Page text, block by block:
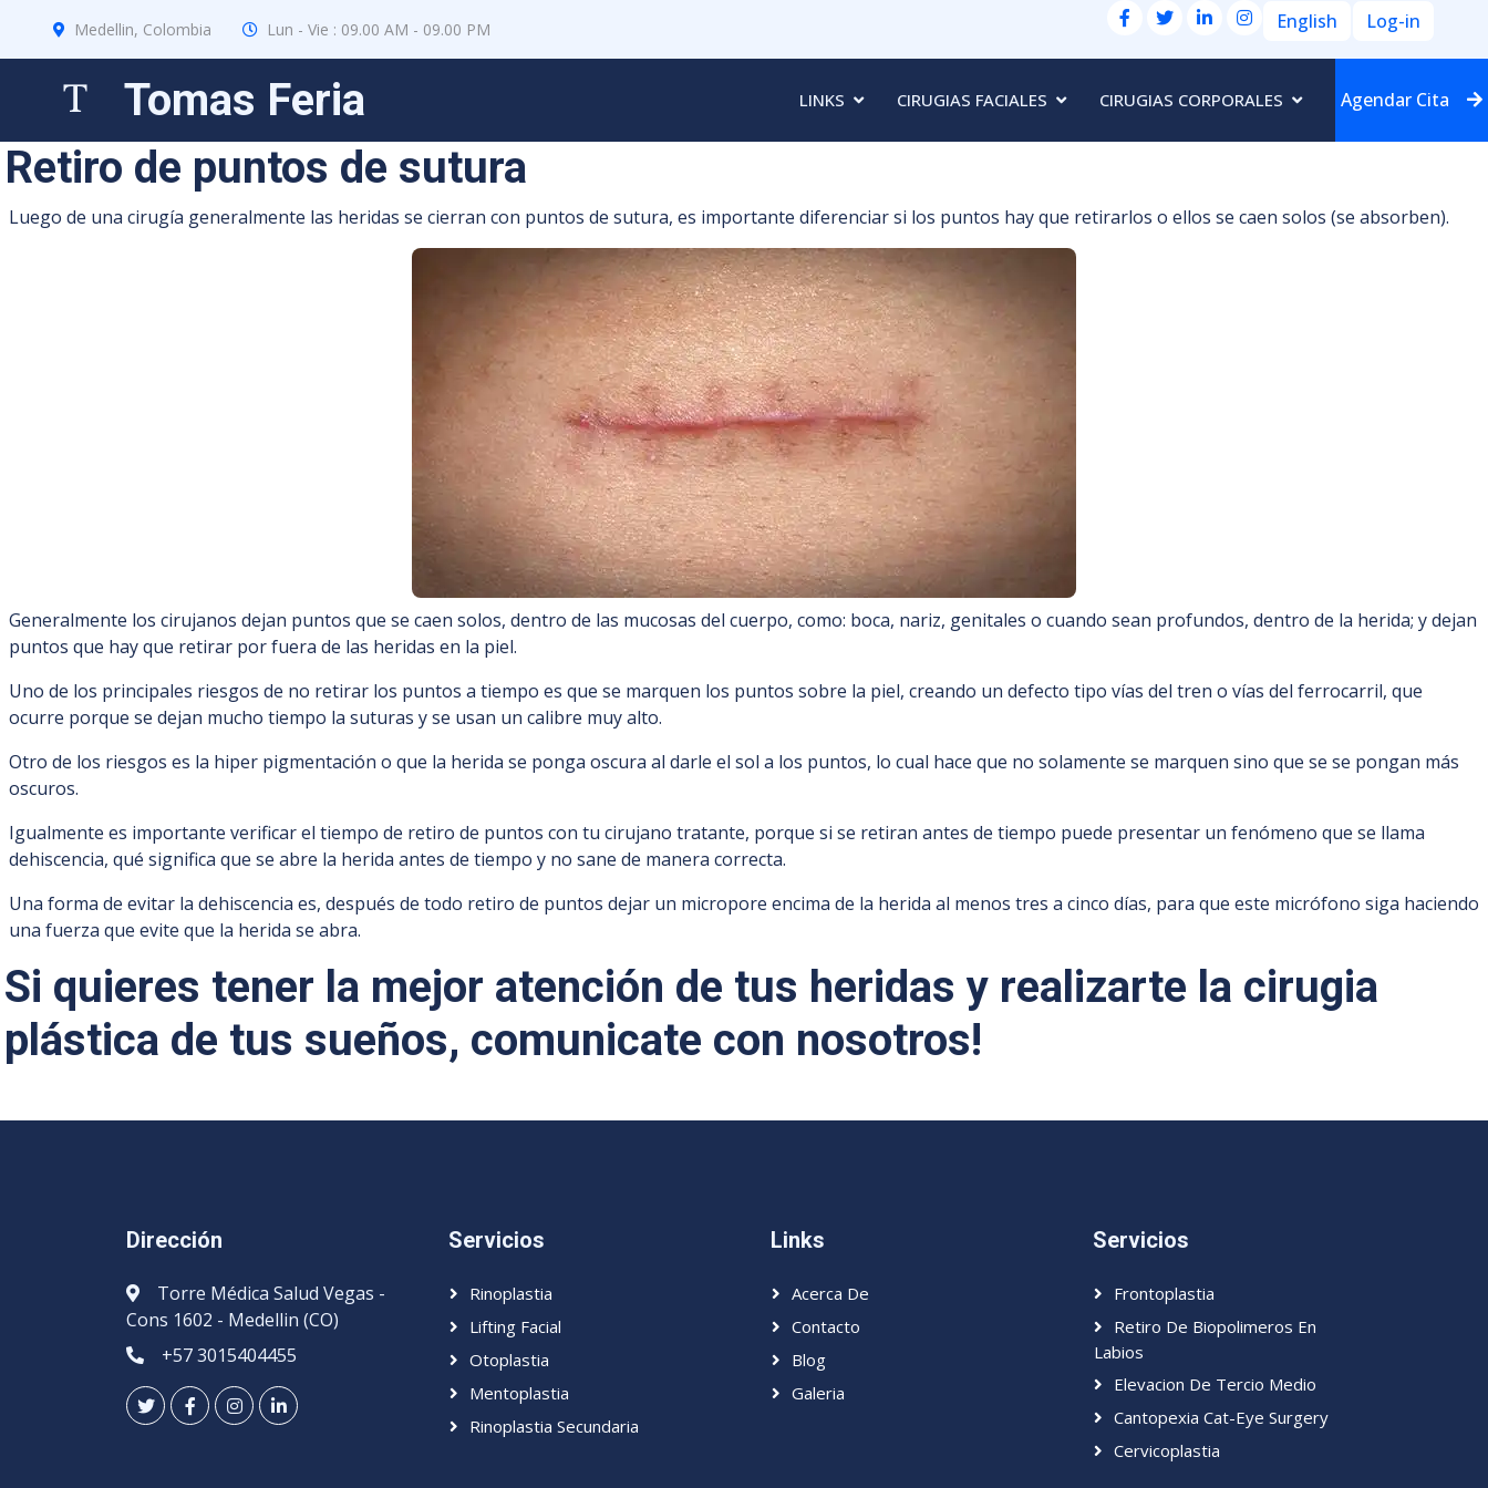
Medellin, Colombia Lun - Vie : 09.00 AM - 09.00 PM English Log-in
Tomas Feria LINKS CIRUGIAS FACIALES CIRUGIAS CORPORALES Agendar Cita
Retiro de puntos de sutura
Luego de una cirugía generalmente las heridas se cierran con puntos de sutura, es importante diferenciar si los puntos hay que retirarlos o ellos se caen solos (se absorben).
Generalmente los cirujanos dejan puntos que se caen solos, dentro de las mucosas del cuerpo, como: boca, nariz, genitales o cuando sean profundos, dentro de la herida; y dejan
puntos que hay que retirar por fuera de las heridas en la piel.
Uno de los principales riesgos de no retirar los puntos a tiempo es que se marquen los puntos sobre la piel, creando un defecto tipo vías del tren o vías del ferrocarril, que
ocurre porque se dejan mucho tiempo la suturas y se usan un calibre muy alto.
Otro de los riesgos es la hiper pigmentación o que la herida se ponga oscura al darle el sol a los puntos, lo cual hace que no solamente se marquen sino que se se pongan más
oscuros.
Igualmente es importante verificar el tiempo de retiro de puntos con tu cirujano tratante, porque si se retiran antes de tiempo puede presentar un fenómeno que se llama
dehiscencia, qué significa que se abre la herida antes de tiempo y no sane de manera correcta.
Una forma de evitar la dehiscencia es, después de todo retiro de puntos dejar un micropore encima de la herida al menos tres a cinco días, para que este micrófono siga haciendo
una fuerza que evite que la herida se abra.
Si quieres tener la mejor atención de tus heridas y realizarte la cirugia
plástica de tus sueños, comunicate con nosotros!
Dirección
Torre Médica Salud Vegas -
Cons 1602 - Medellin (CO)
+57 3015404455
Servicios
Rinoplastia
Lifting Facial
Otoplastia
Mentoplastia
Rinoplastia Secundaria
Links
Acerca De
Contacto
Blog
Galeria
Servicios
Frontoplastia
Retiro De Biopolimeros En
Labios
Elevacion De Tercio Medio
Cantopexia Cat-Eye Surgery
Cervicoplastia